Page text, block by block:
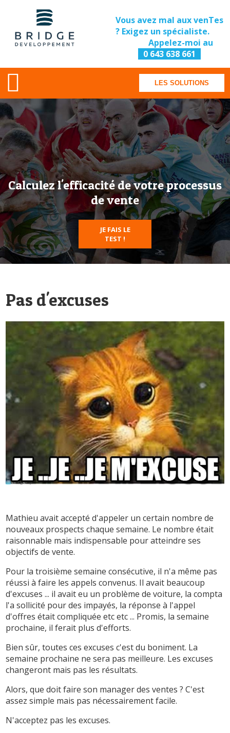
Vous avez mal aux venTes
? Exigez un spécialiste.
Appelez-moi au
0 643 638 661
LES SOLUTIONS
Calculez l'efficacité de votre processus
de vente
JE FAIS LE
TEST !
Pas d'excuses
Mathieu avait accepté d'appeler un certain nombre de
nouveaux prospects chaque semaine. Le nombre était
raisonnable mais indispensable pour atteindre ses
objectifs de vente.
Pour la troisième semaine consécutive, il n'a même pas
réussi à faire les appels convenus. Il avait beaucoup
d'excuses ... il avait eu un problème de voiture, la compta
l'a sollicité pour des impayés, la réponse à l'appel
d'offres était compliquée etc etc ... Promis, la semaine
prochaine, il ferait plus d'efforts.
Bien sûr, toutes ces excuses c'est du boniment. La
semaine prochaine ne sera pas meilleure. Les excuses
changeront mais pas les résultats.
Alors, que doit faire son manager des ventes ? C'est
assez simple mais pas nécessairement facile.
N'acceptez pas les excuses.